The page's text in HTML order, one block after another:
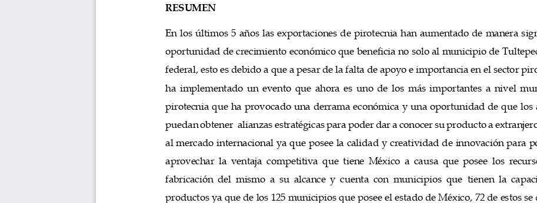
RESUMEN
En los últimos 5 años las exportaciones de pirotecnia han aumentado de manera
oportunidad de crecimiento económico que beneficia no solo al municipio de
federal, esto es debido a que a pesar de la falta de apoyo e importancia en el sector
ha implementado un evento que ahora es uno de los más importantes a nivel
pirotecnia que ha provocado una derrama económica y una oportunidad de que los
puedan obtener alianzas estratégicas para poder dar a conocer su producto a
al mercado internacional ya que posee la calidad y creatividad de innovación para
aprovechar la ventaja competitiva que tiene México a causa que posee los
fabricación del mismo a su alcance y cuenta con municipios que  tienen la
productos ya que de los 125 municipios que posee el estado de México, 72 de estos